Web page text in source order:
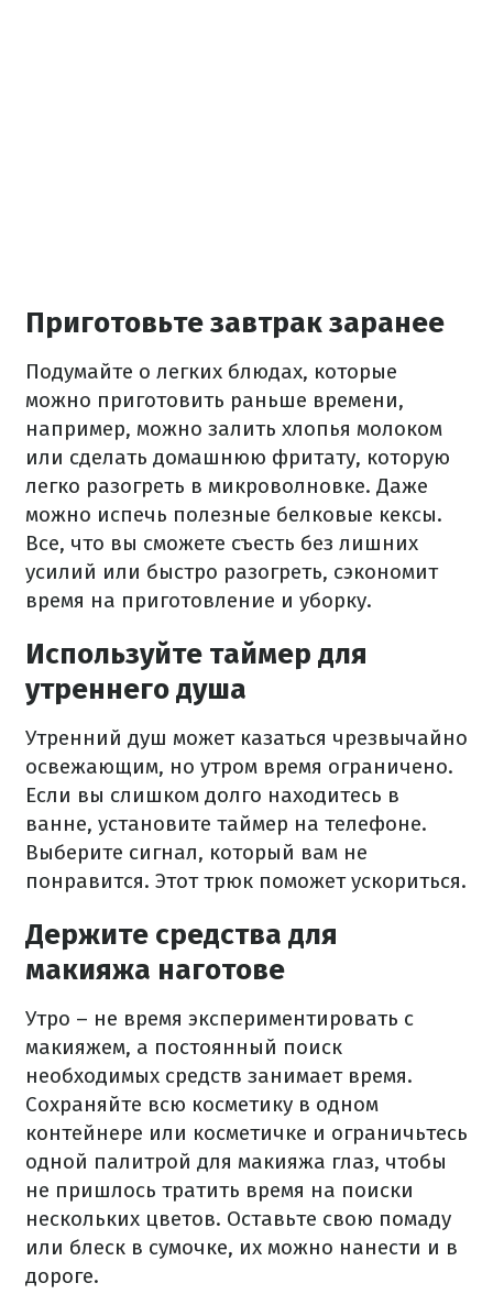
Приготовьте завтрак заранее
Подумайте о легких блюдах, которые
можно приготовить раньше времени,
например, можно залить хлопья молоком
или сделать домашнюю фритату, которую
легко разогреть в микроволновке. Даже
можно испечь полезные белковые кексы.
Все, что вы сможете съесть без лишних
усилий или быстро разогреть, сэкономит
время на приготовление и уборку.
Используйте таймер для
утреннего душа
Утренний душ может казаться чрезвычайно
освежающим, но утром время ограничено.
Если вы слишком долго находитесь в
ванне, установите таймер на телефоне.
Выберите сигнал, который вам не
понравится. Этот трюк поможет ускориться.
Держите средства для
макияжа наготове
Утро – не время экспериментировать с
макияжем, а постоянный поиск
необходимых средств занимает время.
Сохраняйте всю косметику в одном
контейнере или косметичке и ограничьтесь
одной палитрой для макияжа глаз, чтобы
не пришлось тратить время на поиски
нескольких цветов. Оставьте свою помаду
или блеск в сумочке, их можно нанести и в
дороге.